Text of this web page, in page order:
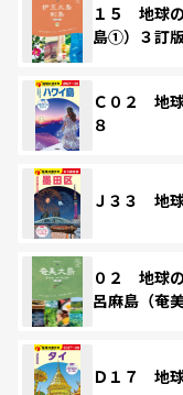
１５ 地球
島①）３訂版
Ｃ０２ 地
８
Ｊ３３ 地
０２ 地球
呂麻島（奄
Ｄ１７ 地